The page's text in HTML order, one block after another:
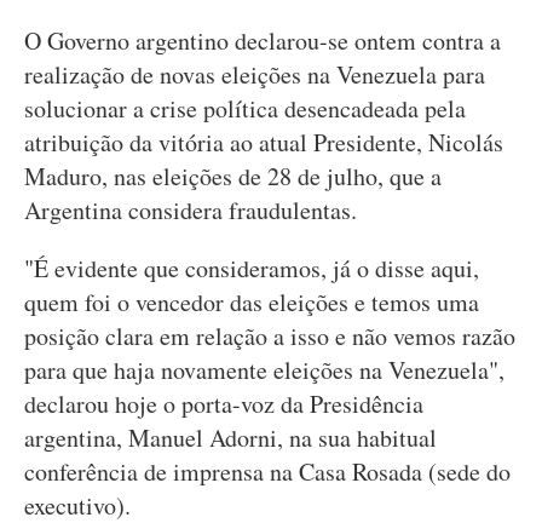
O Governo argentino declarou-se ontem contra a
realização de novas eleições na Venezuela para
solucionar a crise política desencadeada pela
atribuição da vitória ao atual Presidente, Nicolás
Maduro, nas eleições de 28 de julho, que a
Argentina considera fraudulentas.
"É evidente que consideramos, já o disse aqui,
quem foi o vencedor das eleições e temos uma
posição clara em relação a isso e não vemos razão
para que haja novamente eleições na Venezuela",
declarou hoje o porta-voz da Presidência
argentina, Manuel Adorni, na sua habitual
conferência de imprensa na Casa Rosada (sede do
executivo).